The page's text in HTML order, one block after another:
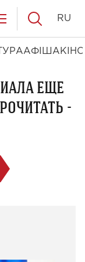
АФІША КІНО
RU
ЕЩЕ
-